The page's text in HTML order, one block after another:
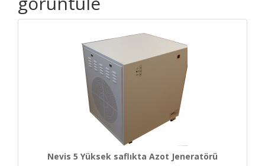
Nevis 5 Yüksek saflıkta Azot Jeneratörü